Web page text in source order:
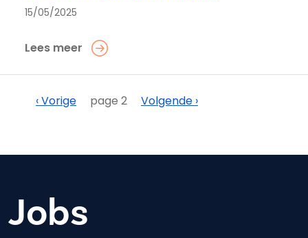
15/05/2025
Lees meer
Paginering
Vorige
‹ Vorige page 2 Volgende
Volgende ›
Jobs